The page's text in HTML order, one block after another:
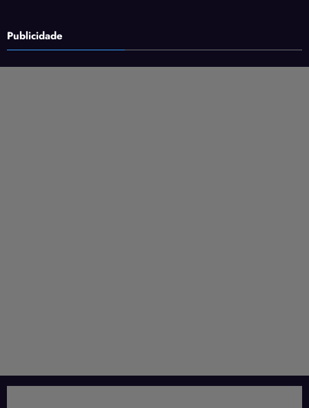
Publicidade